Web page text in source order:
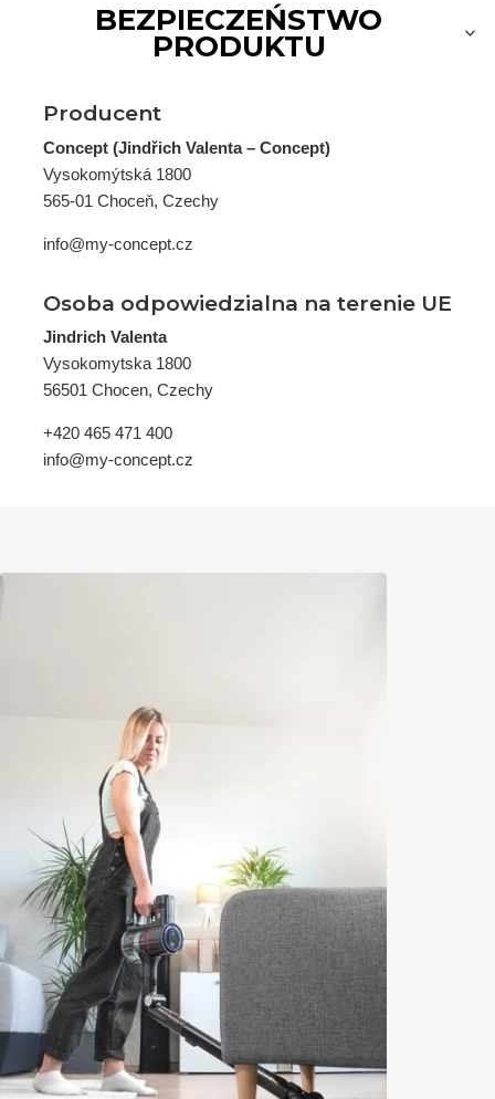
BEZPIECZEŃSTWO
PRODUKTU
Producent
Concept (Jindřich Valenta – Concept)
Vysokomýtská 1800
565-01 Choceň, Czechy
info@my-concept.cz
Osoba odpowiedzialna na terenie UE
Jindrich Valenta
Vysokomytska 1800
56501 Chocen, Czechy
+420 465 471 400
info@my-concept.cz